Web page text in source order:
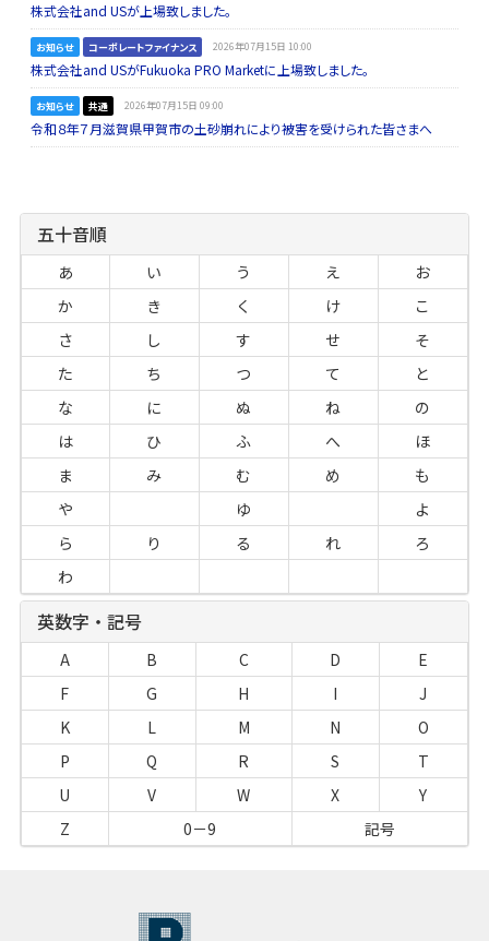
株式会社and USが上場致しました。
お知らせ コーポレートファイナンス 2026年07月15日 10:00
株式会社and USがFukuoka PRO Marketに上場致しました。
お知らせ 共通 2026年07月15日 09:00
令和８年７月滋賀県甲賀市の土砂崩れにより被害を受けられた皆さまへ
五十音順
あ い う え
お
か
き く け
こ
さ
し す せ
そ
た
ち つ て
と
な
に ぬ ね
の
は
ひ ふ へ
ほ
ま
み む め
も
や
ゆ
よ
ら
り る れ
ろ
わ
英数字・記号
A B C D
E
F
G H I
J
K
L M N
O
P
Q R S
T
U
V W X
Y
Z
0－9 記号